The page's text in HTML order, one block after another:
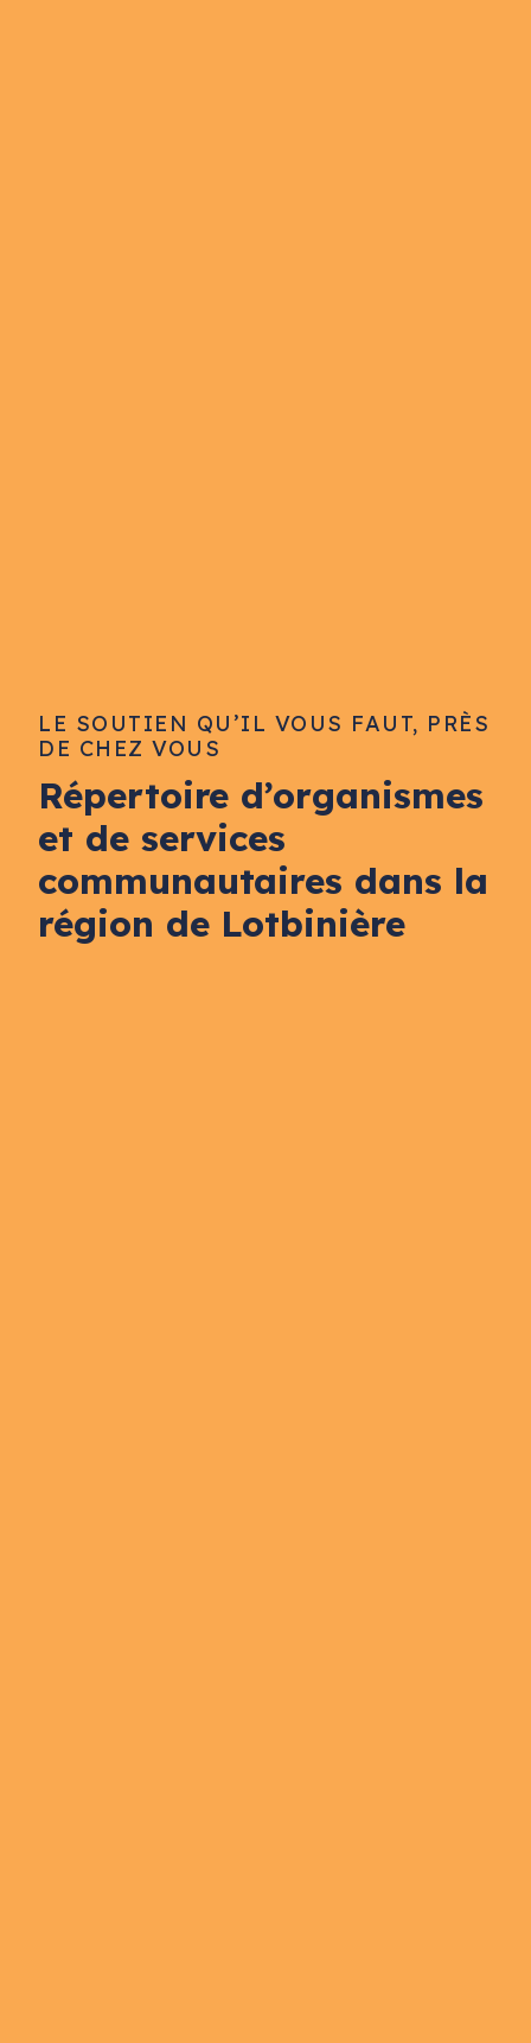
LE SOUTIEN QU’IL VOUS FAUT, PRÈS
DE CHEZ VOUS
Répertoire d’organismes
et de services
communautaires dans la
région de Lotbinière